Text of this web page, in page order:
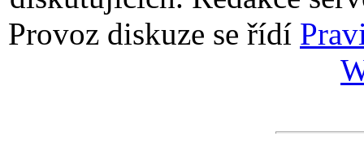
Provoz diskuze se řídí